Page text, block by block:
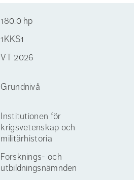
180.0 hp
1KKS1
VT 2026
Grundnivå
Institutionen för
krigsvetenskap och
militärhistoria
Forsknings- och
utbildningsnämnden